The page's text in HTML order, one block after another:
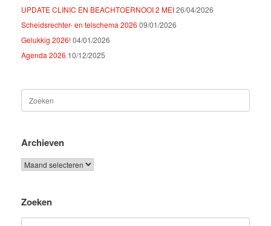
UPDATE CLINIC EN BEACHTOERNOOI 2 MEI26/04/2026
Scheidsrechter- en telschema 2026 09/01/2026
Gelukkig 2026!04/01/2026
Agenda 2026 10/12/2025
naar:
Archieven
Archieven
Zoeken